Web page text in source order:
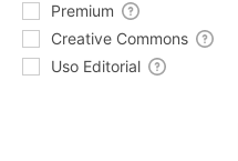
Premium
Creative Commons
Uso Editorial